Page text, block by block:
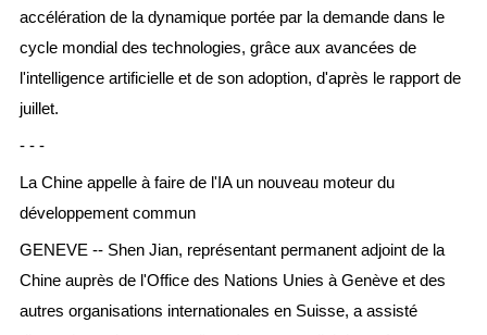
accélération de la dynamique portée par la demande dans le
cycle mondial des technologies, grâce aux avancées de
l'intelligence artificielle et de son adoption, d'après le rapport de
juillet.
- - -
La Chine appelle à faire de l'IA un nouveau moteur du
développement commun
GENEVE -- Shen Jian, représentant permanent adjoint de la
Chine auprès de l'Office des Nations Unies à Genève et des
autres organisations internationales en Suisse, a assisté